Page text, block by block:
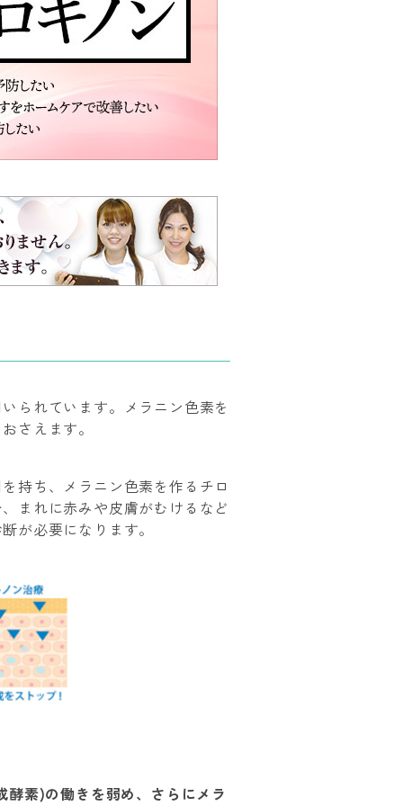
られています。メラニン色素を
さえます。
持ち、メラニン色素を作るチロ
まれに赤みや皮膚がむけるなど
が必要になります。
素)の働きを弱め、さらにメラ